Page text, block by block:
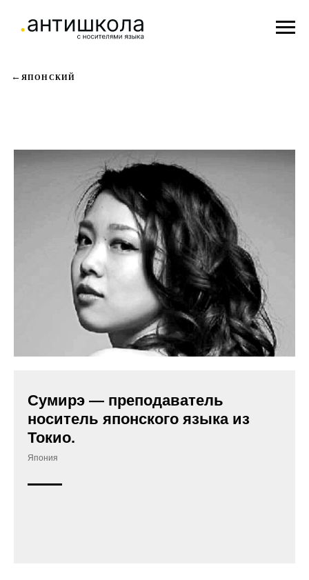
ЯПОНСКИЙ
Сумирэ — преподаватель
носитель японского языка из
Токио.
Япония